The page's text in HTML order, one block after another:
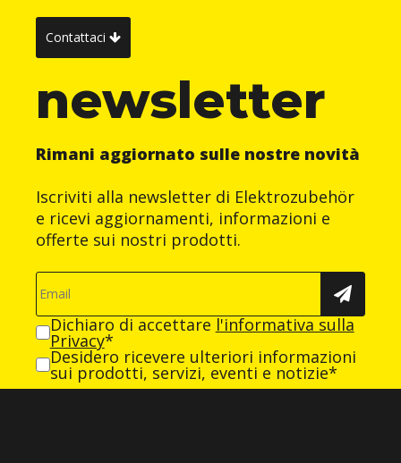
Contattaci
newsletter
Rimani aggiornato sulle nostre novità
Iscriviti alla newsletter di Elektrozubehör
e ricevi aggiornamenti, informazioni e
offerte sui nostri prodotti.
Dichiaro di accettare l'informativa sulla
Privacy*
Desidero ricevere ulteriori informazioni
sui prodotti, servizi, eventi e notizie*